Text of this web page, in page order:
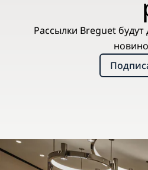
Рассылки Breguet